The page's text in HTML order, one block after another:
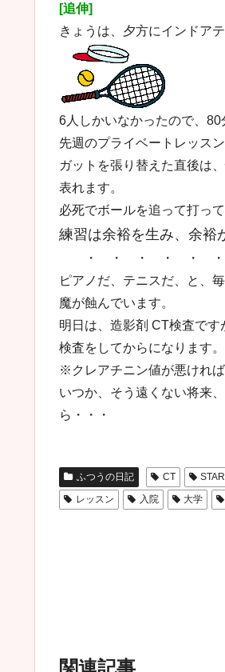
[追伸]
きょうは、夕方にインドア
6人しかいなかったので、80
先週のプライベートレッス
ガットを張り替えた直後は
表れます。
必死でボールを追って打っ
練習は余裕を生み、余裕
・ ・ ・ ・ ・ ・
ピアノだ、テニスだ、と、
魔が蝕んでいます。
明日は、造影剤 CT検査で
検査をしてからになります。
※クレアチニン値が悪けれ
いつか、そう遠くない将来
ら・・・
ふつうの日記 CT STAR
レッスン
入院 大学